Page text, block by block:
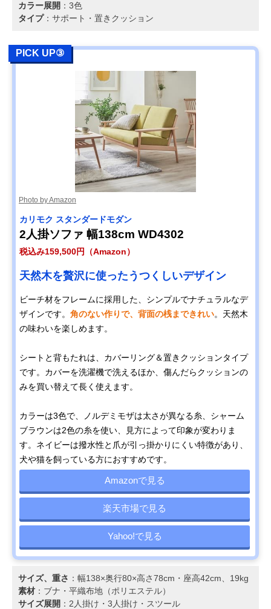
カラー展開 ：3色
タイプ：サポート・置きクッション
PICK UP③
Photo by Amazon
カリモク スタンダードモダン
2人掛ソファ 幅138cm WD4302
税込み159,500円（Amazon）
天然木を贅沢に使ったうつくしいデザイン
ビーチ材をフレームに採用した、シンプルでナチュラルなデ
ザインです。 角のない作りで、背面の桟まできれい。天然木
の味わいを楽しめます。
シートと背もたれは、カバーリング＆置きクッションタイプ
です。カバーを洗濯機で洗えるほか、傷んだらクッションの
みを買い替えて長く使えます。
カラーは3色で、ノルデミモザは太さが異なる糸、シャーム
ブラウンは2色の糸を使い、見方によって印象が変わりま
す。ネイビーは撥水性と爪が引っ掛かりにくい特徴があり、
犬や猫を飼っている方におすすめです。
Amazonで見る
楽天市場で見る
Yahoo!で見る
サイズ、重さ ：幅138×奥行80×高さ78cm・座高42cm、19kg
素材 ：ブナ・平織布地（ポリエステル）
サイズ展開 ：2人掛け・3人掛け・スツール